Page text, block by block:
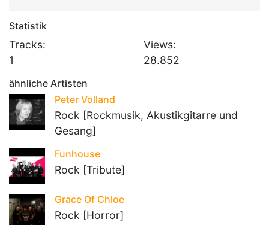
Statistik
Tracks:
1
Views:
28.852
ähnliche Artisten
Peter Volland
Rock [Rockmusik, Akustikgitarre und
Gesang]
Funhouse
Rock [Tribute]
Grace Of Chloe
Rock [Horror]